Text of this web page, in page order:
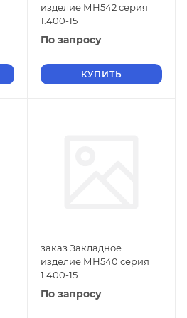
изделие МН542 серия
1.400-15
По запросу
КУПИТЬ
заказ Закладное
изделие МН540 серия
1.400-15
По запросу